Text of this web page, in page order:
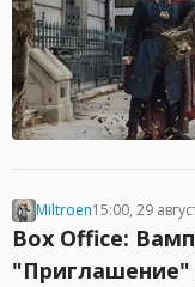
Miltroen15:00, 29
Box Office:
"Приглашение"